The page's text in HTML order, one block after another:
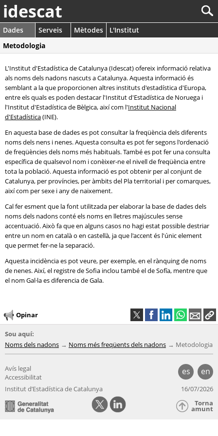
idescat
Dades Serveis Mètodes
L'Institut
Metodologia
L'Institut d'Estadística de Catalunya (Idescat) ofereix informació relativa
als noms dels nadons nascuts a Catalunya. Aquesta informació és
semblant a la que proporcionen altres instituts d'estadística d'Europa,
entre els quals es poden destacar l'Institut d'Estadística de Noruega i
l'Institut d'Estadística de Bèlgica, així com l'Institut Nacional
d'Estadística(INE).
En aquesta base de dades es pot consultar la freqüència dels diferents
noms dels nens i nenes. Aquesta consulta es pot fer segons l'ordenació
de freqüències dels noms més habituals. També es pot fer una consulta
específica de qualsevol nom i conèixer-ne el nivell de freqüència entre
tota la població. Aquesta informació es pot obtenir per al conjunt de
Catalunya, per províncies, per àmbits del Pla territorial i per comarques,
així com per sexe i any de naixement.
Cal fer esment que la font utilitzada per elaborar la base de dades dels
noms dels nadons conté els noms en lletres majúscules sense
accentuació. Això fa que en alguns casos no hagi estat possible destriar
entre un nom en català o en castellà, ja que l'accent és l'únic element
que permet fer-ne la separació.
Aquesta incidència es pot veure, per exemple, en el rànquing de noms
de nenes. Així, el registre de Sofia inclou també el de Sofía, mentre que
el nom Gal·la es diferencia de Gala.
Opinar
Sou aquí:
Noms dels nadons
Noms més freqüents dels nadons Metodologia
es en
Avís legal
Accessibilitat
Institut d’Estadística de Catalunya
16/07/2026
Torna
amunt